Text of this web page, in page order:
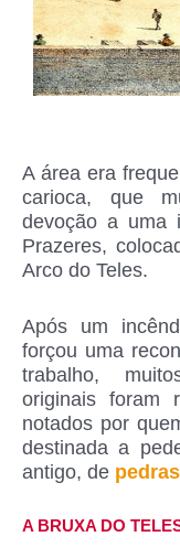
A área era
carioca, que
devoção a uma
Prazeres,
Arco do Teles.
Após um
forçou uma
trabalho,
originais foram
notados por
destinada a
antigo, de pedras
A BRUXA DO